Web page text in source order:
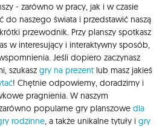
- zarówno w pracy, jak i w czasie
do naszego świata i przedstawić naszą
przewodnik. Przy planszy spotkasz
w interesujący i interaktywny sposób,
Jeśli dopiero zaczynasz
szukasz gry na prezent lub masz jakieś
! Chętnie odpowiemy, doradzimy i
pragnienia. W naszym
popularne gry planszowe dla
rodzinne , a także unikalne tytuły i gry